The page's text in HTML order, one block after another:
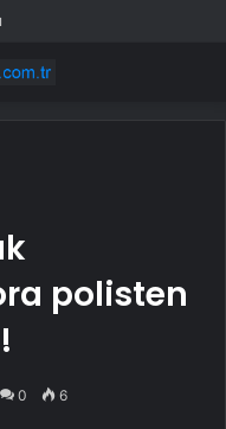
polisten
0 6